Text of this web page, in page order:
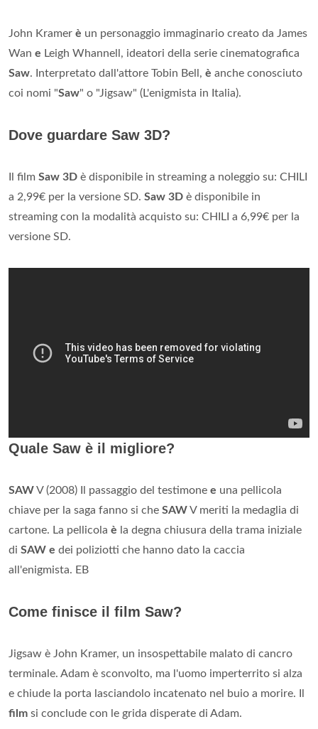
John Kramer è un personaggio immaginario creato da James
Wan e Leigh Whannell, ideatori della serie cinematografica
Saw. Interpretato dall'attore Tobin Bell, è anche conosciuto
coi nomi "Saw" o "Jigsaw" (L'enigmista in Italia).
Dove guardare Saw 3D?
Il film Saw 3D è disponibile in streaming a noleggio su: CHILI
a 2,99€ per la versione SD. Saw 3D è disponibile in
streaming con la modalità acquisto su: CHILI a 6,99€ per la
versione SD.
Quale Saw è il migliore?
SAWV (2008) Il passaggio del testimone e una pellicola
chiave per la saga fanno si che SAWV meriti la medaglia di
cartone. La pellicola è la degna chiusura della trama iniziale
di SAW e dei poliziotti che hanno dato la caccia
all'enigmista. EB
Come finisce il film Saw?
Jigsaw è John Kramer, un insospettabile malato di cancro
terminale. Adam è sconvolto, ma l'uomo imperterrito si alza
e chiude la porta lasciandolo incatenato nel buio a morire. Il
film si conclude con le grida disperate di Adam.